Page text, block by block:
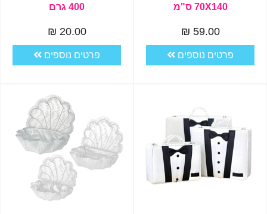
70X140 ס"מ
59.00 ₪
פרטים נוספים
400 גרם
20.00 ₪
פרטים נוספים